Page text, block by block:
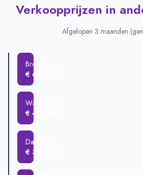
Verkoopprijzen in
Afgelopen 3 maanden
Broeksterwâld
€ 603.666
Wâlterswâld
€ 402.500
Damwâld
€ 392.000